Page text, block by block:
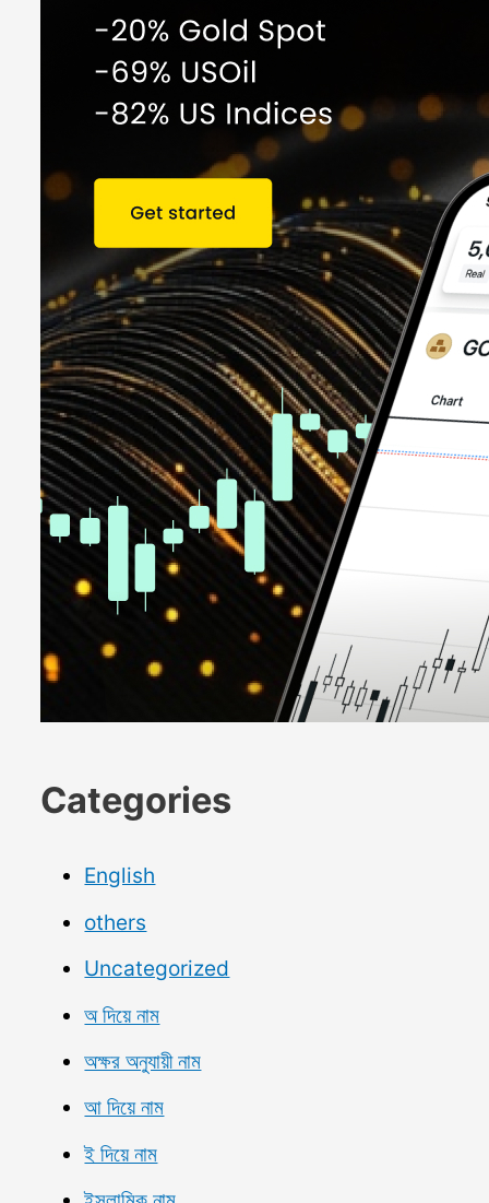
Categories
English
others
Uncategorized
অ দিয়ে নাম
অক্ষর অনুযায়ী নাম
আ দিয়ে নাম
ই দিয়ে নাম